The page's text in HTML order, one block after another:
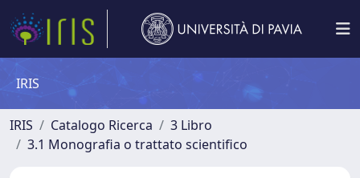
IRIS
IRIS Catalogo Ricerca
3 Libro
3.1 Monografia o trattato scientifico